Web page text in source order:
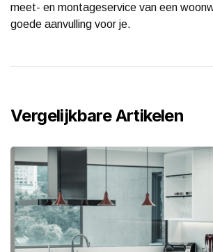
meet- en montageservice van een
goede aanvulling voor je.
Vergelijkbare Artikelen